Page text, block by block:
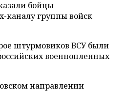
бойцы
каналу группы войск
штурмовиков ВСУ были
военнопленных
направлении